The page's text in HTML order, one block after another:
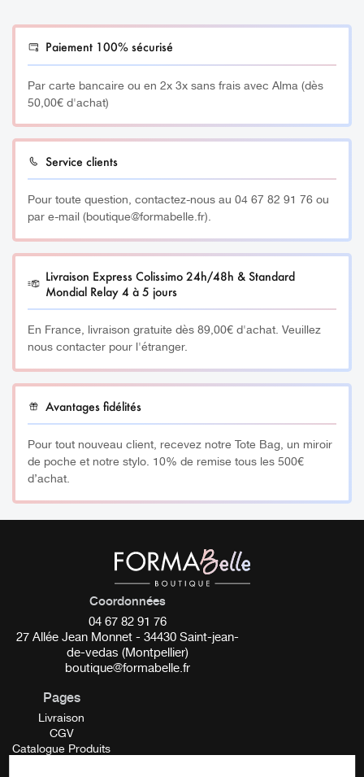
Paiement 100% sécurisé
Par carte bancaire ou en 2x 3x sans frais avec Alma (dès
50,00€ d'achat)
Service clients
Pour toute question, contactez-nous au 04 67 82 91 76 ou
par e-mail (boutique@formabelle.fr).
Livraison Express Colissimo 24h/48h & Standard
Mondial Relay 4 à 5 jours
En France, livraison gratuite dès 89,00€ d'achat. Veuillez
nous contacter pour l'étranger.
Avantages fidélités
Pour tout nouveau client, recevez notre Tote Bag, un miroir
de poche et notre stylo. 10% de remise tous les 500€
d’achat.
Coordonnées
04 67 82 91 76
27 Allée Jean Monnet - 34430 Saint-jean-
de-vedas (Montpellier)
boutique@formabelle.fr
Pages
Livraison
CGV
Catalogue Produits